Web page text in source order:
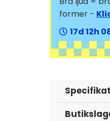
former -
17
12